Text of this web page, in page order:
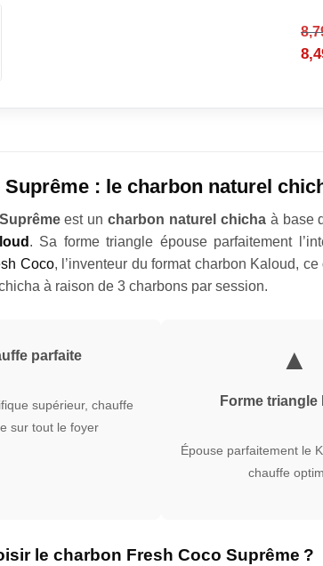
Suprême : le charbon naturel
est uncharbon naturel chichaà base
. Sa forme triangle épouse parfaitement
Coco, l’inventeur du format charbon Kaloud, ce
à raison de 3 charbons par session.
parfaite
supérieur, chauffe
sur tout le foyer
▲
Forme triangle
Épouse parfaitement le
chauffe
le charbon Fresh Coco Suprême ?